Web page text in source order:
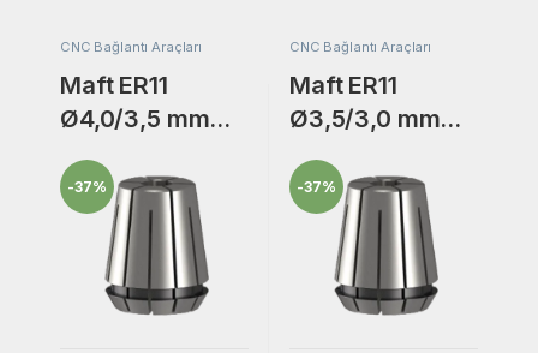
CNC Bağlantı Araçları
Maft ER11
Ø4,0/3,5 mm
Freze Bıçak
Bağlantı
Adaptörü Collet
Pensi.
-37%
CNC Bağlantı Araçları
Maft ER11
Ø3,5/3,0 mm
Freze Bıçak
Bağlantı
Adaptörü Collet
Pensi.
-37%